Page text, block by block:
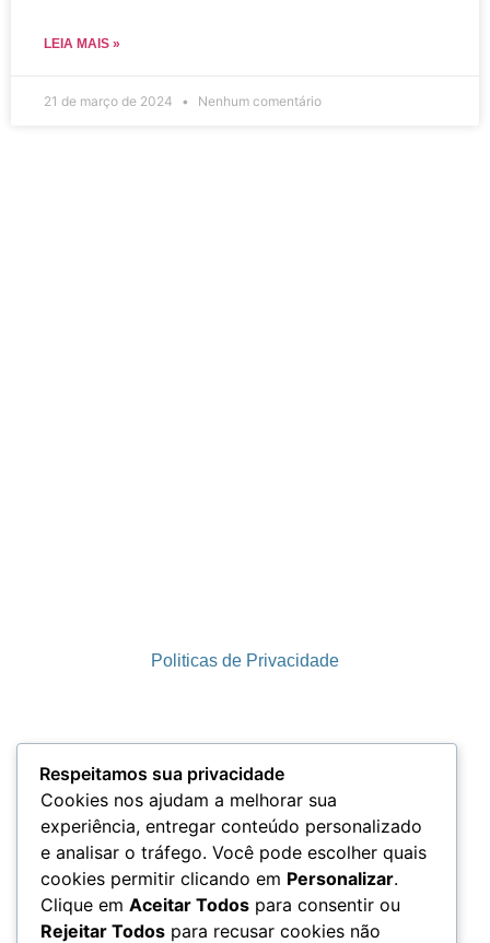
LEIA MAIS »
21 de março de 2024 Nenhum comentário
Politicas de Privacidade
Termos e Condições
LGPD
Respeitamos sua privacidade
Cookies nos ajudam a melhorar sua
experiência, entregar conteúdo personalizado
e analisar o tráfego. Você pode escolher quais
cookies permitir clicando em Personalizar.
Clique em Aceitar Todos para consentir ou
Rejeitar Todos para recusar cookies não